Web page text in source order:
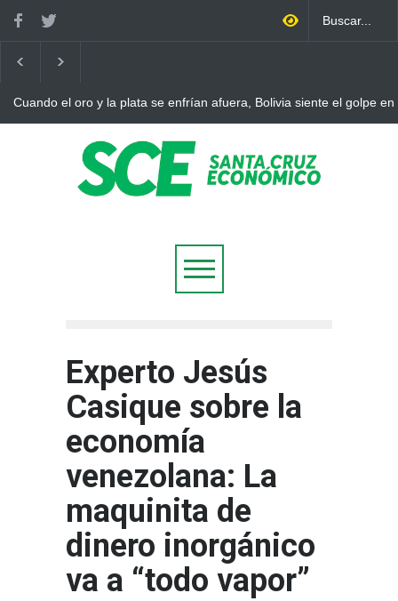
Cuando el oro y la plata se enfrían afuera, Bolivia siente el golpe en
Experto Jesús
Casique sobre la
economía
venezolana: La
maquinita de
dinero inorgánico
va a “todo vapor”